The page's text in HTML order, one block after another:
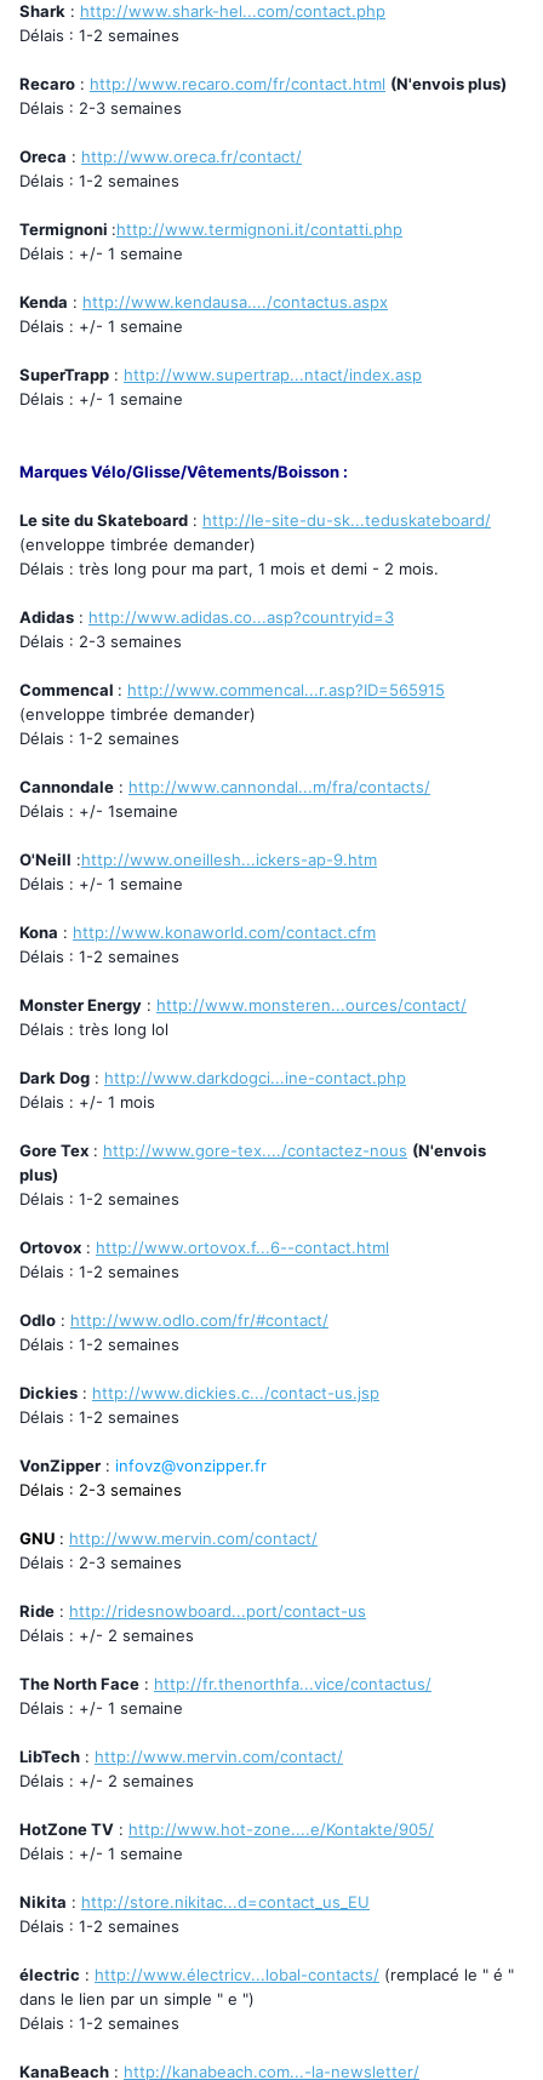
Shark : http://www.shark-hel...com/contact.php
Délais : 1-2 semaines
Recaro : http://www.recaro.com/fr/contact.html (N'envois plus)
Délais : 2-3 semaines
Oreca : http://www.oreca.fr/contact/
Délais : 1-2 semaines
Termignoni :http://www.termignoni.it/contatti.php
Délais : +/- 1 semaine
Kenda : http://www.kendausa..../contactus.aspx
Délais : +/- 1 semaine
SuperTrapp : http://www.supertrap...ntact/index.asp
Délais : +/- 1 semaine
Marques Vélo/Glisse/Vêtements/Boisson :
Le site du Skateboard : http://le-site-du-sk...teduskateboard/
(enveloppe timbrée demander)
Délais : très long pour ma part, 1 mois et demi - 2 mois.
Adidas : http://www.adidas.co...asp?countryid=3
Délais : 2-3 semaines
Commencal : http://www.commencal...r.asp?ID=565915
(enveloppe timbrée demander)
Délais : 1-2 semaines
Cannondale : http://www.cannondal...m/fra/contacts/
Délais : +/- 1semaine
O'Neill :http://www.oneillesh...ickers-ap-9.htm
Délais : +/- 1 semaine
Kona : http://www.konaworld.com/contact.cfm
Délais : 1-2 semaines
Monster Energy : http://www.monsteren...ources/contact/
Délais : très long lol
Dark Dog : http://www.darkdogci...ine-contact.php
Délais : +/- 1 mois
Gore Tex : http://www.gore-tex..../contactez-nous (N'envois
plus)
Délais : 1-2 semaines
Ortovox : http://www.ortovox.f...6--contact.html
Délais : 1-2 semaines
Odlo : http://www.odlo.com/fr/#contact/
Délais : 1-2 semaines
Dickies : http://www.dickies.c.../contact-us.jsp
Délais : 1-2 semaines
VonZipper : infovz@vonzipper.fr
Délais : 2-3 semaines
GNU : http://www.mervin.com/contact/
Délais : 2-3 semaines
Ride : http://ridesnowboard...port/contact-us
Délais : +/- 2 semaines
The North Face : http://fr.thenorthfa...vice/contactus/
Délais : +/- 1 semaine
LibTech : http://www.mervin.com/contact/
Délais : +/- 2 semaines
HotZone TV : http://www.hot-zone....e/Kontakte/905/
Délais : +/- 1 semaine
Nikita : http://store.nikitac...d=contact_us_EU
Délais : 1-2 semaines
électric : http://www.électricv...lobal-contacts/ (remplacé le " é "
dans le lien par un simple " e ")
Délais : 1-2 semaines
KanaBeach : http://kanabeach.com...-la-newsletter/